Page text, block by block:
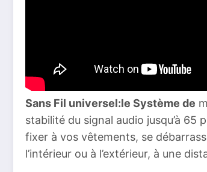
Sans Fil universel:le Système de
stabilité du signal audio jusqu’à
fixer à vos vêtements, se
l’intérieur ou à l’extérieur, à une